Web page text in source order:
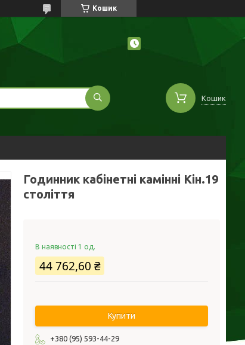
Кошик
Кошик
Годинник кабінетні камінні Кін.19
століття
В наявності 1 од.
44 762,60 ₴
Купити
+380 (95) 593-44-29